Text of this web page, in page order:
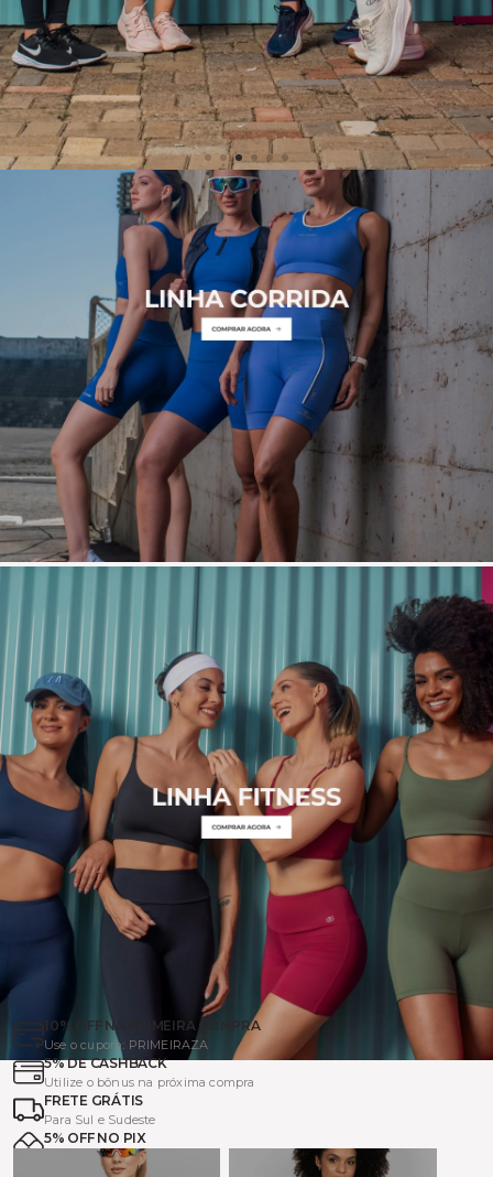
10% OFF NA PRIMEIRA COMPRA
Use o cupom: PRIMEIRAZA
5% DE CASHBACK
Utilize o bônus na próxima compra
FRETE GRÁTIS
Para Sul e Sudeste
5% OFF NO PIX
Para pagamentos à vista